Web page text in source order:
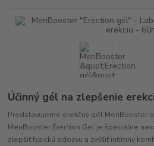
Účinný gél na zlepšenie
Predstavujeme erekčný gél MenBooster
MenBooster Erection Gel je špeciálne
zlepšiť fyzickú odozvu a zvýšiť intímny